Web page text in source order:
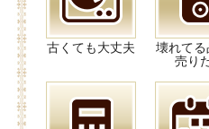
古くても大丈夫
壊れてる
売り